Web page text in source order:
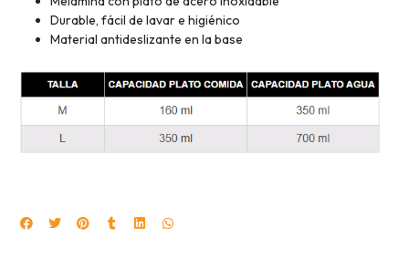
Durable, fácil de lavar e higiénico
Material antideslizante en la base